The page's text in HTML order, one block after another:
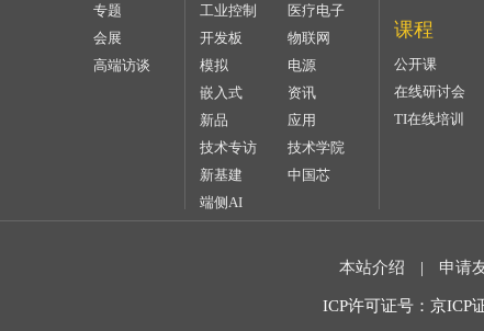
专题
会展
高端访谈
工业控制
医疗电子
开发板
物联网
模拟
电源
嵌入式
资讯
新品
应用
技术专访
技术学院
新基建
中国芯
端侧AI
课程
公开课
在线研讨会
TI在线培训
本站介绍 | 申请
ICP许可证号：京